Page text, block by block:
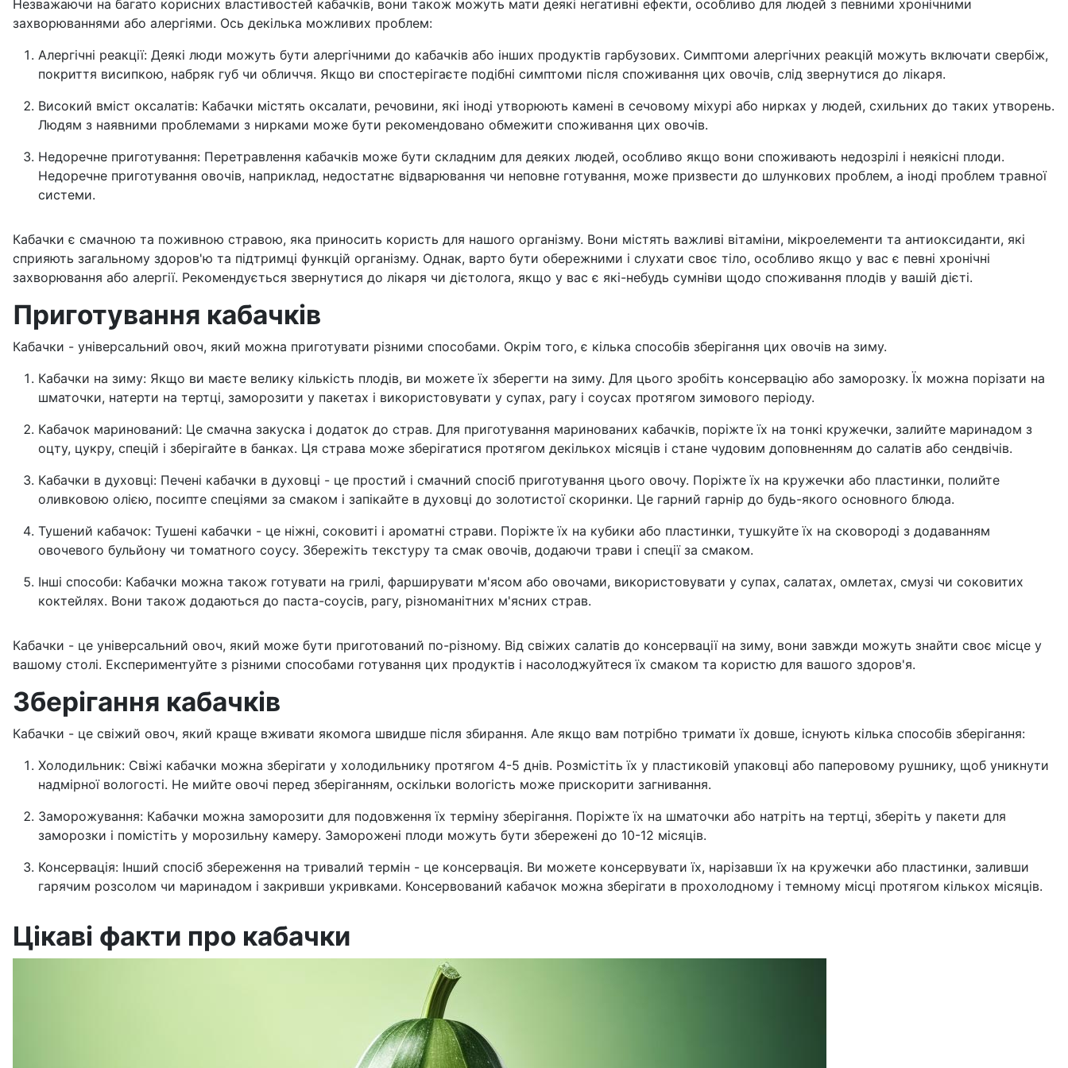
Незважаючи на багато корисних властивостей кабачків, вони також можуть мати деякі негативні ефекти, особливо для людей з певними хронічними
захворюваннями або алергіями. Ось декілька можливих проблем:
Алергічні реакції: Деякі люди можуть бути алергічними до кабачків або інших продуктів гарбузових. Симптоми алергічних реакцій можуть включати свербіж,
покриття висипкою, набряк губ чи обличчя. Якщо ви спостерігаєте подібні симптоми після споживання цих овочів, слід звернутися до лікаря.
Високий вміст оксалатів: Кабачки містять оксалати, речовини, які іноді утворюють камені в сечовому міхурі або нирках у людей, схильних до таких утворень.
Людям з наявними проблемами з нирками може бути рекомендовано обмежити споживання цих овочів.
Недоречне приготування: Перетравлення кабачків може бути складним для деяких людей, особливо якщо вони споживають недозрілі і неякісні плоди.
Недоречне приготування овочів, наприклад, недостатнє відварювання чи неповне готування, може призвести до шлункових проблем, а іноді проблем травної
системи.
Кабачки є смачною та поживною стравою, яка приносить користь для нашого організму. Вони містять важливі вітаміни, мікроелементи та антиоксиданти, які
сприяють загальному здоров'ю та підтримці функцій організму. Однак, варто бути обережними і слухати своє тіло, особливо якщо у вас є певні хронічні
захворювання або алергії. Рекомендується звернутися до лікаря чи дієтолога, якщо у вас є які-небудь сумніви щодо споживання плодів у вашій дієті.
Приготування кабачків
Кабачки - універсальний овоч, який можна приготувати різними способами. Окрім того, є кілька способів зберігання цих овочів на зиму.
Кабачки на зиму: Якщо ви маєте велику кількість плодів, ви можете їх зберегти на зиму. Для цього зробіть консервацію або заморозку. Їх можна порізати на
шматочки, натерти на тертці, заморозити у пакетах і використовувати у супах, рагу і соусах протягом зимового періоду.
Кабачок маринований: Це смачна закуска і додаток до страв. Для приготування маринованих кабачків, поріжте їх на тонкі кружечки, залийте маринадом з
оцту, цукру, спецій і зберігайте в банках. Ця страва може зберігатися протягом декількох місяців і стане чудовим доповненням до салатів або сендвічів.
Кабачки в духовці: Печені кабачки в духовці - це простий і смачний спосіб приготування цього овочу. Поріжте їх на кружечки або пластинки, полийте
оливковою олією, посипте спеціями за смаком і запікайте в духовці до золотистої скоринки. Це гарний гарнір до будь-якого основного блюда.
Тушений кабачок: Тушені кабачки - це ніжні, соковиті і ароматні страви. Поріжте їх на кубики або пластинки, тушкуйте їх на сковороді з додаванням
овочевого бульйону чи томатного соусу. Збережіть текстуру та смак овочів, додаючи трави і спеції за смаком.
Інші способи: Кабачки можна також готувати на грилі, фарширувати м'ясом або овочами, використовувати у супах, салатах, омлетах, смузі чи соковитих
коктейлях. Вони також додаються до паста-соусів, рагу, різноманітних м'ясних страв.
Кабачки - це універсальний овоч, який може бути приготований по-різному. Від свіжих салатів до консервації на зиму, вони завжди можуть знайти своє місце у
вашому столі. Експериментуйте з різними способами готування цих продуктів і насолоджуйтеся їх смаком та користю для вашого здоров'я.
Зберігання кабачків
Кабачки - це свіжий овоч, який краще вживати якомога швидше після збирання. Але якщо вам потрібно тримати їх довше, існують кілька способів зберігання:
Холодильник: Свіжі кабачки можна зберігати у холодильнику протягом 4-5 днів. Розмістіть їх у пластиковій упаковці або паперовому рушнику, щоб уникнути
надмірної вологості. Не мийте овочі перед зберіганням, оскільки вологість може прискорити загнивання.
Заморожування: Кабачки можна заморозити для подовження їх терміну зберігання. Поріжте їх на шматочки або натріть на тертці, зберіть у пакети для
заморозки і помістіть у морозильну камеру. Заморожені плоди можуть бути збережені до 10-12 місяців.
Консервація: Інший спосіб збереження на тривалий термін - це консервація. Ви можете консервувати їх, нарізавши їх на кружечки або пластинки, заливши
гарячим розсолом чи маринадом і закривши укривками. Консервований кабачок можна зберігати в прохолодному і темному місці протягом кількох місяців.
Цікаві факти про кабачки